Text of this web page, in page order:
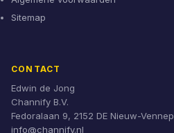
Sitemap
CONTACT
Edwin de Jong
Channify B.V.
Fedoralaan 9, 2152 DE Nieuw-Vennep
info@channify.nl